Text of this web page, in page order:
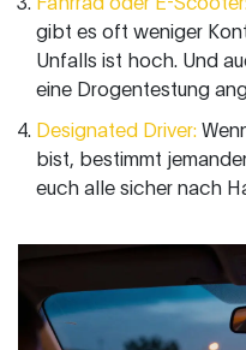
gibt es oft weniger
Unfalls ist hoch. Und
eine Drogentestung
Designated Driver:
bist, bestimmt
euch alle sicher nach